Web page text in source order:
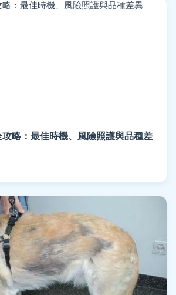
略：最佳時機、風險照護與品種差